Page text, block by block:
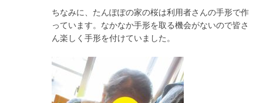
ちなみに、たんぽぽの家の桜は利用者さんの手形で作
っています。なかなか手形を取る機会がないので皆さ
ん楽しく手形を付けていました。